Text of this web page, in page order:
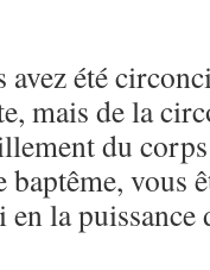
avez été
mais de la
du
vous
la puissance